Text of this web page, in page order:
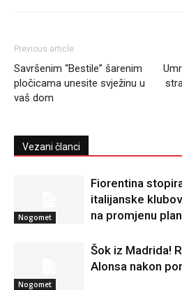
Previous article
Savršenim “Bestile” šarenim
pločicama unesite svježinu u
vaš dom
Vezani članci
Nogomet
Fiorentina
italijanske
na promjenu
Nogomet
Šok iz Madrida!
Alonsa nakon